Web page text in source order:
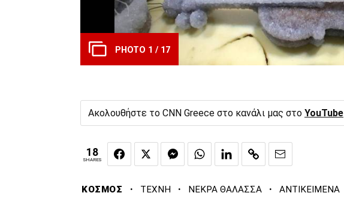
PHOTO 1 / 17
Ακολουθήστε το CNN Greece στο κανάλι μας στο YouTube
18
SHARES
ΚΟΣΜΟΣ · ΤΕΧΝΗ · ΝΕΚΡΑ ΘΑΛΑΣΣΑ · ΑΝΤΙΚΕΙΜΕΝΑ